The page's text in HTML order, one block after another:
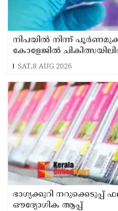
നിപയിൽ നിന്ന്
കോളേജിൽ
വീട്ടിലേക്ക് മടങ്ങി
SAT,8 AUG 2026
ഭാഗ്യക്കുറി നറുക്കെടുപ്പ്
ഔദ്യോഗിക ആപ്പ്